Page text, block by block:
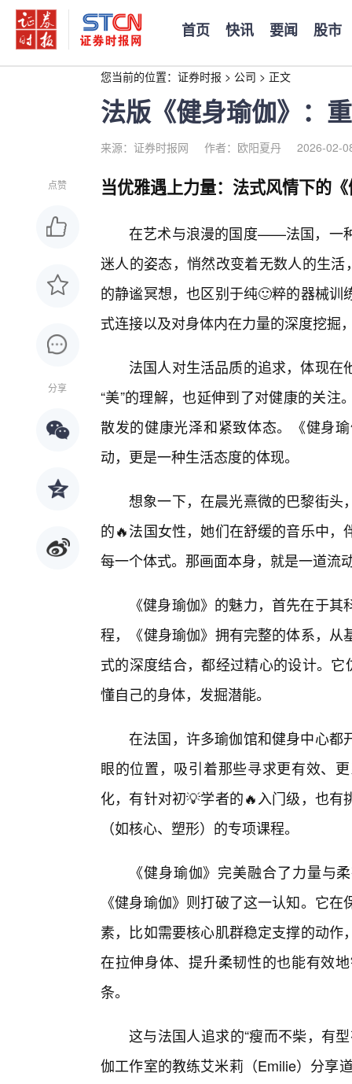
首页 快讯 要闻 股市
您当前的位置： 证券时报 > 公司 > 正文
法版《健身瑜伽》：
来源：证券时报网 作者：欧阳夏丹 2026-02-
点赞
分享
当优雅遇上力量：法式风情下的
在艺术与浪漫的国度——法国，一
迷人的姿态，悄然改变着无数人的生
的静谧冥想，也区别于纯🙂粹的器械
式连接以及对身体内在力量的深度挖掘
法国人对生活品质的追求，体现
“美”的理解，也延伸到了对健康的关
散发的健康光泽和紧致体态。《健身
动，更是一种生活态度的体现。
想象一下，在晨光熹微的巴黎街头
的🔥法国女性，她们在舒缓的音乐中
每一个体式。那画面本身，就是一道流
《健身瑜伽》的魅力，首先在于
程，《健身瑜伽》拥有完整的体系，
式的深度结合，都经过精心的设计。
懂自己的身体，发掘潜能。
在法国，许多瑜伽馆和健身中心都
眼的位置，吸引着那些寻求更有效、
化，有针对初💡学者的🔥入门级，也
（如核心、塑形）的专项课程。
《健身瑜伽》完美融合了力量与
《健身瑜伽》则打破了这一认知。它
素，比如需要核心肌群稳定支撑的动
在拉伸身体、提升柔韧性的也能有效
条。
这与法国人追求的“瘦而不柴，有
伽工作室的教练艾米莉（Emilie）分享